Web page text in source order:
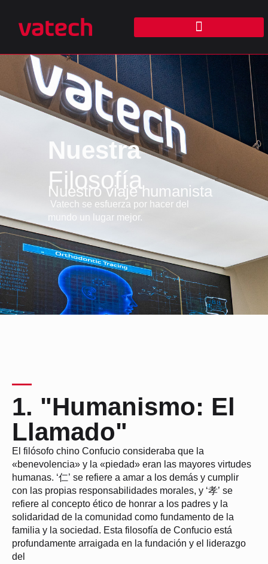
Nuestra
Filosofía
Nuestro viaje humanista
Vatech se esfuerza por hacer del
mundo un lugar mejor.
1. "Humanismo: El
Llamado"
El filósofo chino Confucio consideraba que la
«benevolencia» y la «piedad» eran las mayores virtudes
humanas. ‘仁’ se refiere a amar a los demás y cumplir
con las propias responsabilidades morales, y ‘孝’ se
refiere al concepto ético de honrar a los padres y la
solidaridad de la comunidad como fundamento de la
familia y la sociedad. Esta filosofía de Confucio está
profundamente arraigada en la fundación y el liderazgo
del